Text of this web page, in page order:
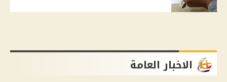
الاخبار العامة